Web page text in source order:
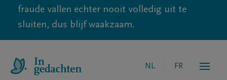
fraude vallen echter nooit volledig uit te
sluiten, dus blijf waakzaam.
NL FR